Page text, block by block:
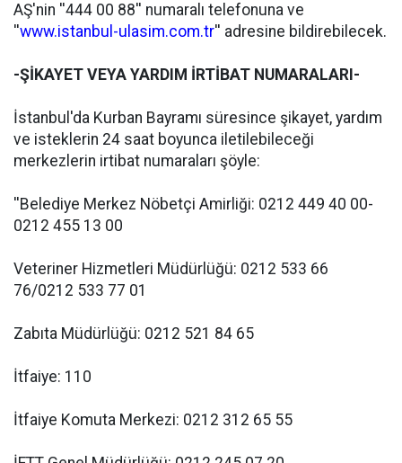
AŞ'nin ''444 00 88'' numaralı telefonuna ve
''www.istanbul-ulasim.com.tr'' adresine bildirebilecek.
-ŞİKAYET VEYA YARDIM İRTİBAT NUMARALARI-
İstanbul'da Kurban Bayramı süresince şikayet, yardım
ve isteklerin 24 saat boyunca iletilebileceği
merkezlerin irtibat numaraları şöyle:
''Belediye Merkez Nöbetçi Amirliği: 0212 449 40 00-
0212 455 13 00
Veteriner Hizmetleri Müdürlüğü: 0212 533 66
76/0212 533 77 01
Zabıta Müdürlüğü: 0212 521 84 65
İtfaiye: 110
İtfaiye Komuta Merkezi: 0212 312 65 55